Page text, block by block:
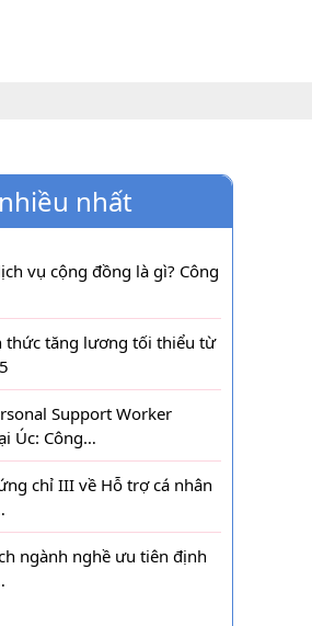
nhất
vụ cộng đồng là gì? Công
thức tăng lương tối thiểu từ
Support Worker
Úc: Công…
chỉ III về Hỗ trợ cá nhân
ngành nghề ưu tiên định